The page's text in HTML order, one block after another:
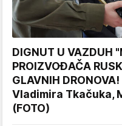
DIGNUT U VAZDUH
PROIZVOĐAČA
GLAVNIH
Vladimira Tkačuka,
(FOTO)